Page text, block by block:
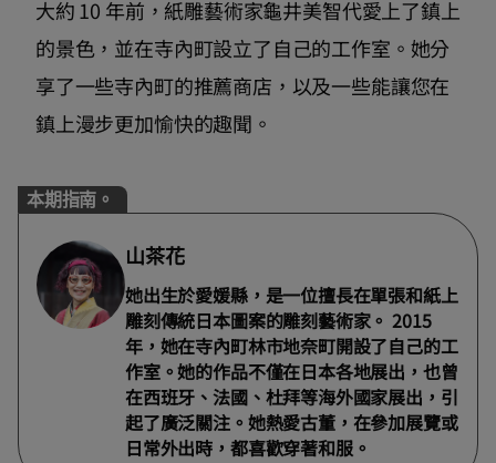
大約 10 年前，紙雕藝術家龜井美智代愛上了鎮上
的景色，並在寺內町設立了自己的工作室。她分
享了一些寺內町的推薦商店，以及一些能讓您在
鎮上漫步更加愉快的趣聞。
本期指南。
山茶花
她出生於愛媛縣，是一位擅長在單張和紙上
雕刻傳統日本圖案的雕刻藝術家。 2015
年，她在寺內町林市地奈町開設了自己的工
作室。她的作品不僅在日本各地展出，也曾
在西班牙、法國、杜拜等海外國家展出，引
起了廣泛關注。她熱愛古董，在參加展覽或
日常外出時，都喜歡穿著和服。